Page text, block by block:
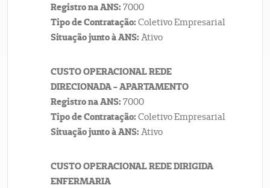
Registro na ANS: 7000
Tipo de Contratação: Coletivo Empresarial
Situação junto à ANS: Ativo
CUSTO OPERACIONAL REDE
DIRECIONADA - APARTAMENTO
Registro na ANS: 7000
Tipo de Contratação: Coletivo Empresarial
Situação junto à ANS: Ativo
CUSTO OPERACIONAL REDE DIRIGIDA
ENFERMARIA